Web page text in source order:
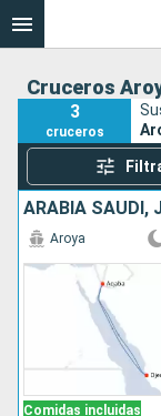
Cruceros
3
cruceros
ARABIA SAUDÍ,
Comidas incluidas
Aroya